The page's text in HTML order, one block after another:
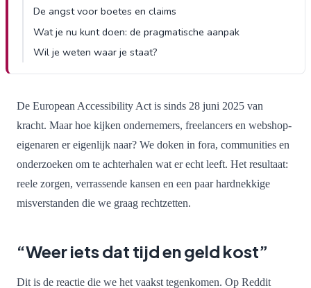
De angst voor boetes en claims
Wat je nu kunt doen: de pragmatische aanpak
Wil je weten waar je staat?
De European Accessibility Act is sinds 28 juni 2025 van
kracht. Maar hoe kijken ondernemers, freelancers en webshop-
eigenaren er eigenlijk naar? We doken in fora, communities en
onderzoeken om te achterhalen wat er echt leeft. Het resultaat:
reele zorgen, verrassende kansen en een paar hardnekkige
misverstanden die we graag rechtzetten.
“Weer iets dat tijd en geld kost”
Dit is de reactie die we het vaakst tegenkomen. Op Reddit